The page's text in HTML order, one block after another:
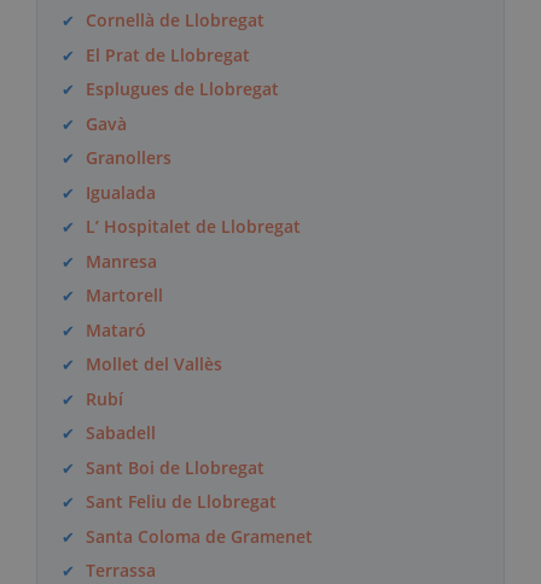
Cornellà de Llobregat
El Prat de Llobregat
Esplugues de Llobregat
Gavà
Granollers
Igualada
L’ Hospitalet de Llobregat
Manresa
Martorell
Mataró
Mollet del Vallès
Rubí
Sabadell
Sant Boi de Llobregat
Sant Feliu de Llobregat
Santa Coloma de Gramenet
Terrassa